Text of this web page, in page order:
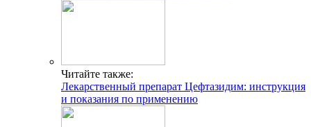
Читайте также:
Лекарственный препарат Цефтазидим: инструкция
и показания по применению